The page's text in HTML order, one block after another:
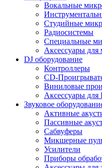
Вокальные
Студийные
Радиосистемы
Специальные
Аксессуары
DJ оборудование
Контроллеры
CD-
Виниловые
Аксессуары для
Звуковое
Активные
Пассивные
Сабвуферы
Микшерные
Усилители
Приборы